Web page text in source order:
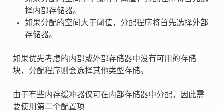
择内部存储器。
如果分配的空间大于阈值，分配程序将首先选择外部
存储器。
如果优先考虑的内部或外部存储器中没有可用的存储
块，分配程序则会选择其他类型存储。
由于有些内存缓冲器仅可在内部存储器中分配，因此需
要使用第二个配置项